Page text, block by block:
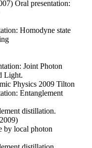
Oral presentation:
Homodyne state
Joint Photon
Light.
Physics 2009 Tilton
Entanglement
distillation.
by local photon